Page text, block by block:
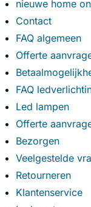
nieuwe home
Contact
FAQ algemeen
Offerte
FAQ
Led lampen
Offerte
Bezorgen
Veelgestelde
Retourneren
Klantenservice